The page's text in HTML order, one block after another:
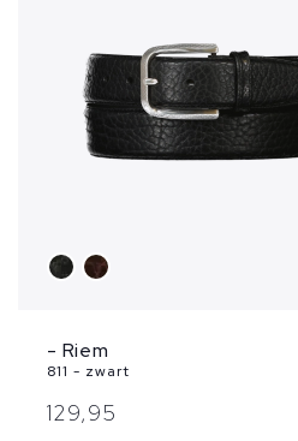
- Riem
811 - zwart
129,95